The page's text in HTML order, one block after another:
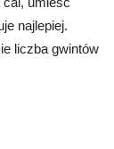
najlepiej.
liczba gwintów